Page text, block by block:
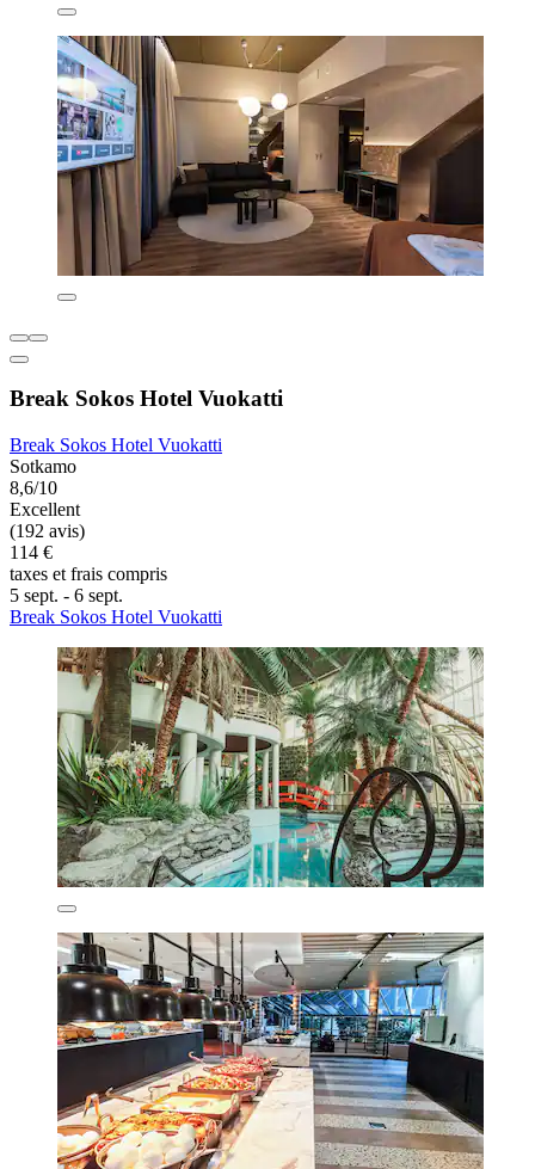
Break Sokos Hotel Vuokatti
Break Sokos Hotel Vuokatti
Sotkamo
8,6/10
Excellent
(192 avis)
114 €
taxes et frais compris
5 sept. - 6 sept.
Break Sokos Hotel Vuokatti